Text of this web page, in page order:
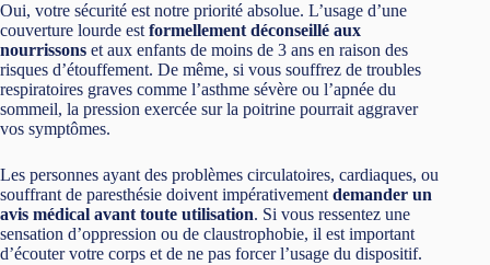
Oui, votre sécurité est notre priorité absolue. L’usage d’une
couverture lourde estformellement déconseillé aux
nourrissons et aux enfants de moins de 3 ans en raison des
risques d’étouffement. De même, si vous souffrez de troubles
respiratoires graves comme l’asthme sévère ou l’apnée du
sommeil, la pression exercée sur la poitrine pourrait aggraver
vos symptômes.
Les personnes ayant des problèmes circulatoires, cardiaques, ou
souffrant de paresthésie doivent impérativementdemander un
avis médical avant toute utilisation. Si vous ressentez une
sensation d’oppression ou de claustrophobie, il est important
d’écouter votre corps et de ne pas forcer l’usage du dispositif.